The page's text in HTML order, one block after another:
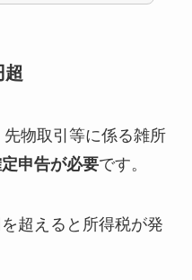
超
物取引等に係る雑所
申告が必要です。
超えると所得税が発